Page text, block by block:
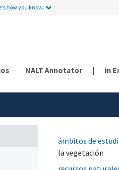
how you know.
NALT Annotator | in
ámbitos de
la vegetación